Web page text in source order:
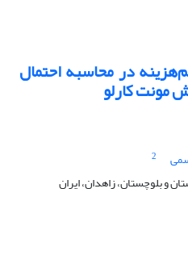
در محاسبه احتمال
مونت کارلو
2
و بلوچستان، زاهدان، ایران